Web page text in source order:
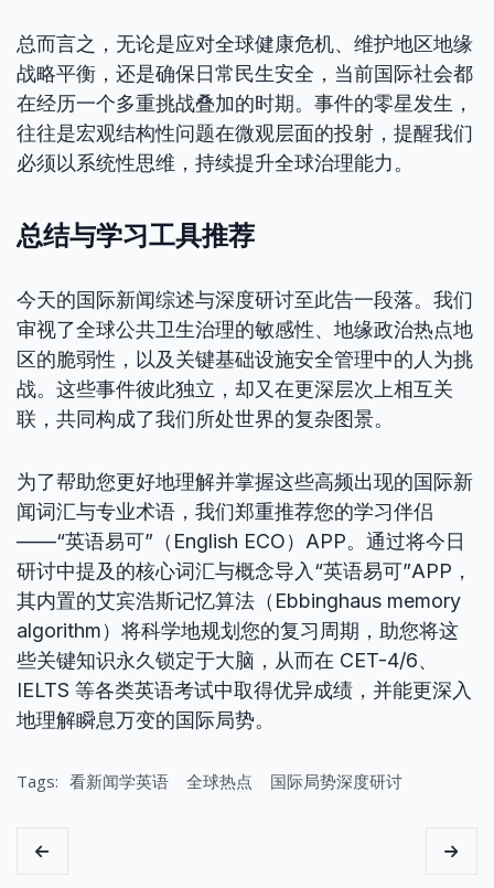
总而言之，无论是应对全球健康危机、维护地区地缘
战略平衡，还是确保日常民生安全，当前国际社会都
在经历一个多重挑战叠加的时期。事件的零星发生，
往往是宏观结构性问题在微观层面的投射，提醒我们
必须以系统性思维，持续提升全球治理能力。
总结与学习工具推荐
今天的国际新闻综述与深度研讨至此告一段落。我们
审视了全球公共卫生治理的敏感性、地缘政治热点地
区的脆弱性，以及关键基础设施安全管理中的人为挑
战。这些事件彼此独立，却又在更深层次上相互关
联，共同构成了我们所处世界的复杂图景。
为了帮助您更好地理解并掌握这些高频出现的国际新
闻词汇与专业术语，我们郑重推荐您的学习伴侣
——“英语易可”（English ECO）APP。通过将今日
研讨中提及的核心词汇与概念导入“英语易可”APP，
其内置的艾宾浩斯记忆算法（Ebbinghaus memory
algorithm）将科学地规划您的复习周期，助您将这
些关键知识永久锁定于大脑，从而在 CET-4/6、
IELTS 等各类英语考试中取得优异成绩，并能更深入
地理解瞬息万变的国际局势。
Tags: 看新闻学英语 全球热点 国际局势深度研讨